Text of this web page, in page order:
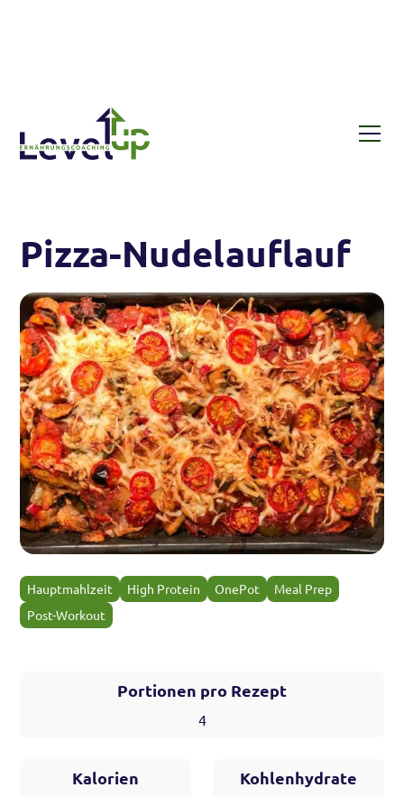
Pizza-Nudelauflauf
Hauptmahlzeit High Protein OnePot
Meal Prep
Post-Workout
Portionen pro Rezept
4
Kalorien Kohlenhydrate